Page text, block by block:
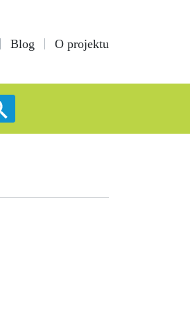
Blog O projektu